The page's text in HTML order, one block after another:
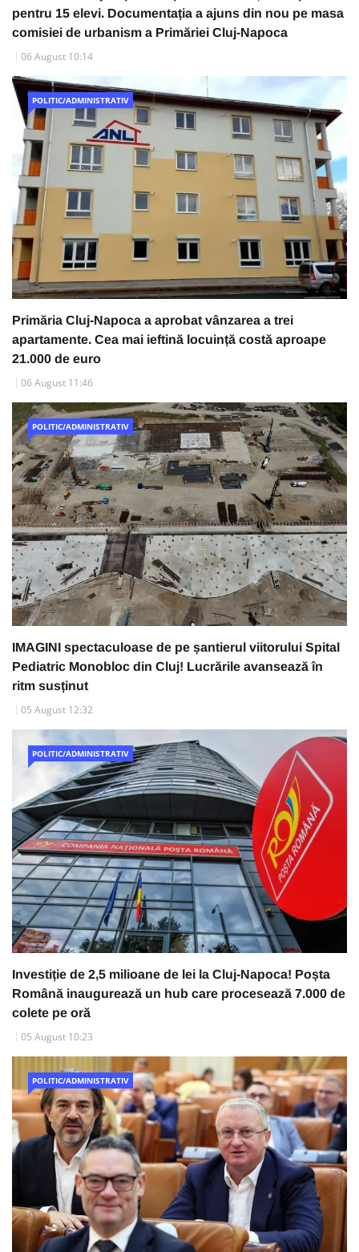
pentru 15 elevi. Documentația a ajuns din nou pe masa
comisiei de urbanism a Primăriei Cluj-Napoca
06 August 10:14
POLITIC/ADMINISTRATIV
Primăria Cluj-Napoca a aprobat vânzarea a trei
apartamente. Cea mai ieftină locuință costă aproape
21.000 de euro
06 August 11:46
POLITIC/ADMINISTRATIV
IMAGINI spectaculoase de pe șantierul viitorului Spital
Pediatric Monobloc din Cluj! Lucrările avansează în
ritm susținut
05 August 12:32
POLITIC/ADMINISTRATIV
Investiție de 2,5 milioane de lei la Cluj-Napoca! Poșta
Română inaugurează un hub care procesează 7.000 de
colete pe oră
05 August 10:23
POLITIC/ADMINISTRATIV